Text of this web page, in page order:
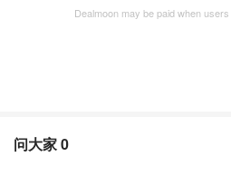
Dealmoon may be paid when
问大家0